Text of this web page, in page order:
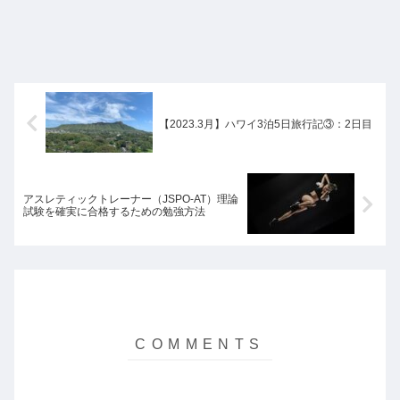
【2023.3月】ハワイ3泊5日旅行記③：2日目
アスレティックトレーナー（JSPO-AT）理論
試験を確実に合格するための勉強方法